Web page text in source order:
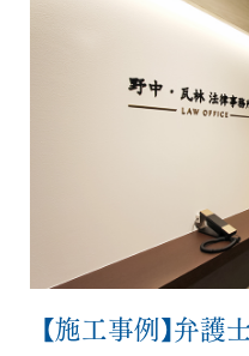
【施工事例】弁護